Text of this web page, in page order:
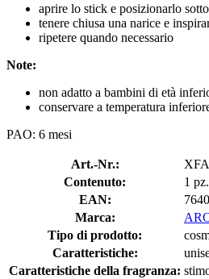
aprire lo stick e posizionarlo
tenere chiusa una narice e
ripetere quando necessario
Note:
non adatto a bambini di età
conservare a temperatura
PAO: 6 mesi
Art.-Nr.:
Contenuto:
1 pz.
EAN:
Marca:
Tipo di prodotto:
Caratteristiche:
Caratteristiche della fragranza: